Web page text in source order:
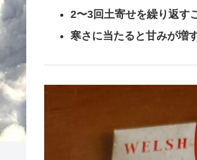
2〜3回土寄せを繰り返す
寒さに当たると甘みが増